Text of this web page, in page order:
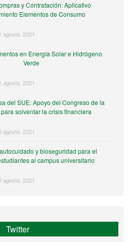
y Contratación: Aplicativo
Elementos de Consumo
agosto, 2021
en Energía Solar e Hidrógeno
Verde
agosto, 2021
del SUE: Apoyo del Congreso de la
solventar la crisis financiera
agosto, 2021
y bioseguridad para el
al campus universitario
agosto, 2021
Twitter